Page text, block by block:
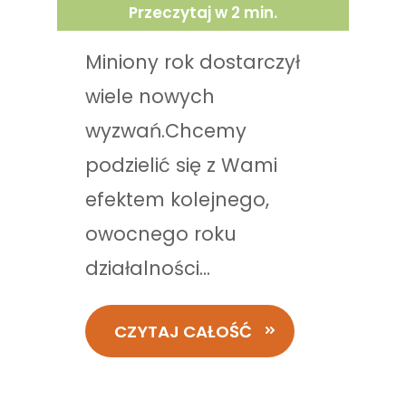
Przeczytaj w 2 min.
Miniony rok dostarczył
wiele nowych
wyzwań.Chcemy
podzielić się z Wami
efektem kolejnego,
owocnego roku
działalności...
CZYTAJ CAŁOŚĆ